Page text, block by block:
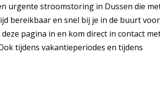
urgente stroomstoring in Dussen die
bereikbaar en snel bij je in de buurt
pagina in en kom direct in contact
tijdens vakantieperiodes en tijdens